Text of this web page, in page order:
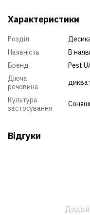
Характеристики
Розділ
Наявність
В
Бренд
Діюча
речовина
Культура
застосування
Відгуки